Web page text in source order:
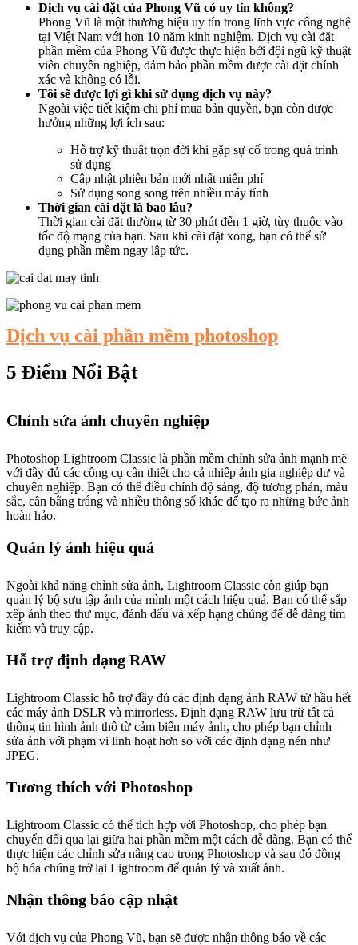
Dịch vụ cài đặt của Phong Vũ có uy tín không?
Phong Vũ là một thương hiệu uy tín trong lĩnh vực công nghệ
tại Việt Nam với hơn 10 năm kinh nghiệm. Dịch vụ cài đặt
phần mềm của Phong Vũ được thực hiện bởi đội ngũ kỹ thuật
viên chuyên nghiệp, đảm bảo phần mềm được cài đặt chính
xác và không có lỗi.
Tôi sẽ được lợi gì khi sử dụng dịch vụ này?
Ngoài việc tiết kiệm chi phí mua bản quyền, bạn còn được
hưởng những lợi ích sau:
Hỗ trợ kỹ thuật trọn đời khi gặp sự cố trong quá trình
sử dụng
Cập nhật phiên bản mới nhất miễn phí
Sử dụng song song trên nhiều máy tính
Thời gian cài đặt là bao lâu?
Thời gian cài đặt thường từ 30 phút đến 1 giờ, tùy thuộc vào
tốc độ mạng của bạn. Sau khi cài đặt xong, bạn có thể sử
dụng phần mềm ngay lập tức.
Dịch vụ cài phần mềm photoshop
5 Điểm Nổi Bật
Chỉnh sửa ảnh chuyên nghiệp
Photoshop Lightroom Classic là phần mềm chỉnh sửa ảnh mạnh mẽ
với đầy đủ các công cụ cần thiết cho cả nhiếp ảnh gia nghiệp dư và
chuyên nghiệp. Bạn có thể điều chỉnh độ sáng, độ tương phản, màu
sắc, cân bằng trắng và nhiều thông số khác để tạo ra những bức ảnh
hoàn hảo.
Quản lý ảnh hiệu quả
Ngoài khả năng chỉnh sửa ảnh, Lightroom Classic còn giúp bạn
quản lý bộ sưu tập ảnh của mình một cách hiệu quả. Bạn có thể sắp
xếp ảnh theo thư mục, đánh dấu và xếp hạng chúng để dễ dàng tìm
kiếm và truy cập.
Hỗ trợ định dạng RAW
Lightroom Classic hỗ trợ đầy đủ các định dạng ảnh RAW từ hầu hết
các máy ảnh DSLR và mirrorless. Định dạng RAW lưu trữ tất cả
thông tin hình ảnh thô từ cảm biến máy ảnh, cho phép bạn chỉnh
sửa ảnh với phạm vi linh hoạt hơn so với các định dạng nén như
JPEG.
Tương thích với Photoshop
Lightroom Classic có thể tích hợp với Photoshop, cho phép bạn
chuyển đổi qua lại giữa hai phần mềm một cách dễ dàng. Bạn có thể
thực hiện các chỉnh sửa nâng cao trong Photoshop và sau đó đồng
bộ hóa chúng trở lại Lightroom để quản lý và xuất ảnh.
Nhận thông báo cập nhật
Với dịch vụ của Phong Vũ, bạn sẽ được nhận thông báo về các